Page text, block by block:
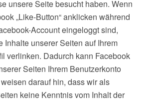
unsere Seite besucht haben. Wenn
„Like-Button“ anklicken während
Account eingeloggt sind,
Inhalte unserer Seiten auf Ihrem
verlinken. Dadurch kann Facebook
Seiten Ihrem Benutzerkonto
darauf hin, dass wir als
keine Kenntnis vom Inhalt der